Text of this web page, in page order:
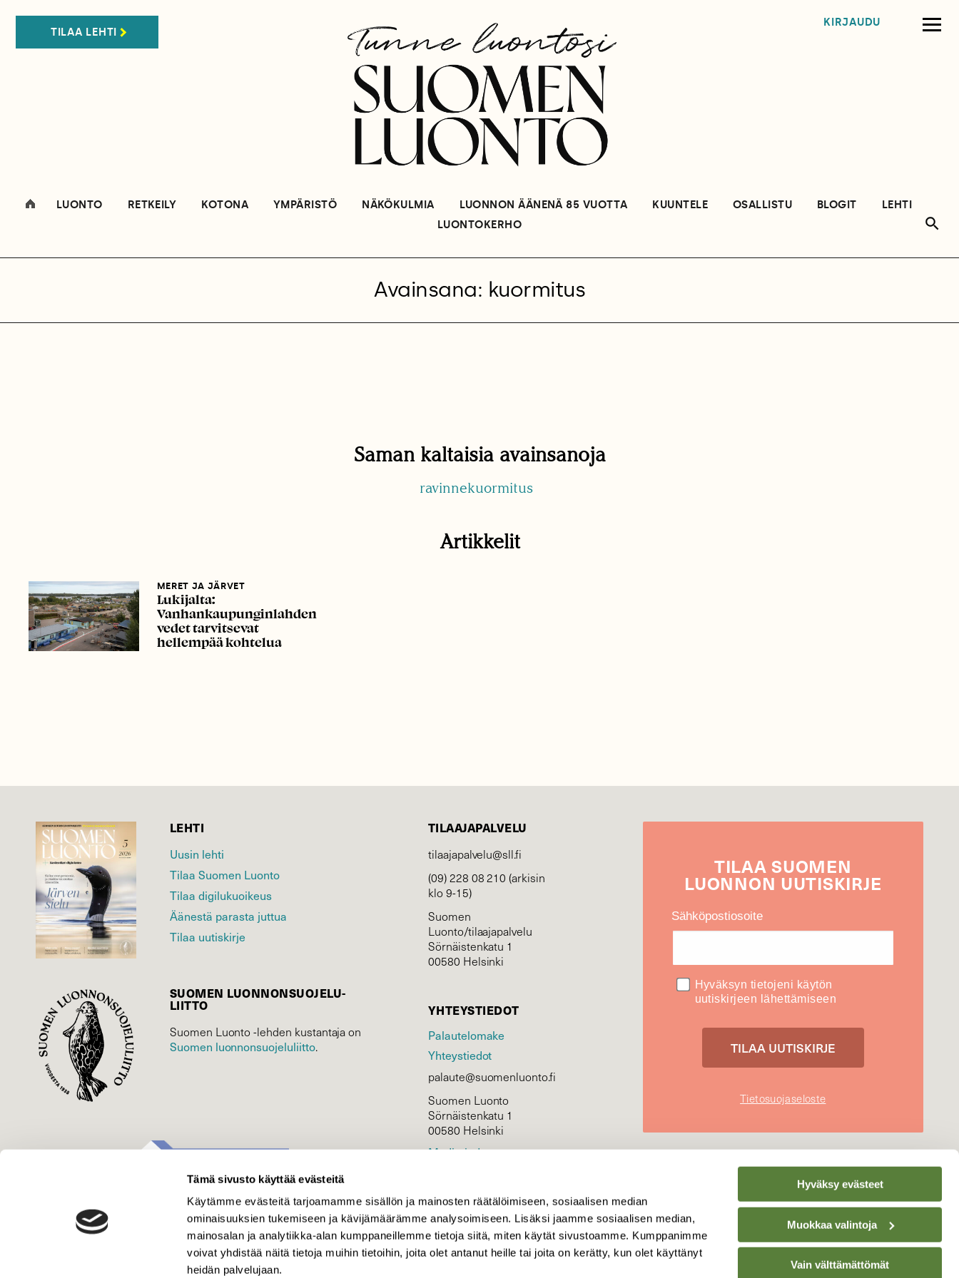
Tämä sivusto käyttää evästeitä
Käytämme evästeitä tarjoamamme sisällön ja mainosten räätälöimiseen, sosiaalisen median
ominaisuuksien tukemiseen ja kävijämäärämme analysoimiseen. Lisäksi jaamme sosiaalisen median,
mainosalan ja analytiikka-alan kumppaneillemme tietoja siitä, miten käytät sivustoamme. Kumppanimme
voivat yhdistää näitä tietoja muihin tietoihin, joita olet antanut heille tai joita on kerätty, kun olet käyttänyt
heidän palvelujaan.
Hyväksy evästeet
Muokkaa valintoja
Vain välttämättömät
TILAA LEHTI
KIRJAUDU
LUONTO RETKEILY KOTONA YMPÄRISTÖ NÄKÖKULMIA LUONNON ÄÄNENÄ 85 VUOTTA KUUNTELE OSALLISTU BLOGIT
LEHTI
LUONTOKERHO
Avainsana: kuormitus
Saman kaltaisia avainsanoja
ravinnekuormitus
Artikkelit
MERET JA JÄRVET
Lukijalta:
Vanhankaupunginlahden
vedet tarvitsevat
hellempää kohtelua
LEHTI
Uusin lehti
Tilaa Suomen Luonto
Tilaa digilukuoikeus
Äänestä parasta juttua
Tilaa uutiskirje
SUOMEN LUONNON­SUOJELU­
LIITTO
Suomen Luonto -lehden kustantaja on
Suomen luonnonsuojelu­liitto.
TILAAJAPALVELU
tilaajapalvelu@sll.fi
(09) 228 08 210 (arkisin
klo 9-15)
Suomen
Luonto/tilaajapalvelu
Sörnäistenkatu 1
00580 Helsinki
YHTEYSTIEDOT
Palautelomake
Yhteystiedot
palaute@suomenluonto.fi
Suomen Luonto
Sörnäistenkatu 1
00580 Helsinki
Mediatiedot
KIRJAUDU
TILAASUOMEN
LUONNON UUTIS­KIRJE
Sähköpostiosoite
Hyväksyn tietojeni käytön
uutiskirjeen lähettämiseen
Tietosuojaseloste